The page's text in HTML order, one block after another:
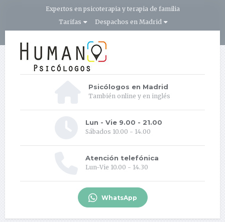
Expertos en psicoterapia y terapia de familia
Tarifas
Despachos en Madrid
Psicólogos en Madrid
También online y en inglés
Lun - Vie 9.00 - 21.00
Sábados 10.00 - 14.00
Atención telefónica
Lun-Vie 10.00 - 14.30
WhatsApp